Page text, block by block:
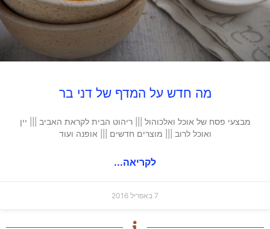
מה חדש על המדף של דני בר
מבצעי פסח של אוכל ואלכוהול ||| ריהוט הבית לקראת האביב ||| יין
ואוכל לרוב ||| מוצרים חדשים ||| אופנה ועוד
לקריאה...
7 באפריל 2016